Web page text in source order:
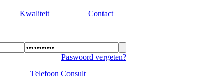
Kwaliteit Contact
Paswoord vergeten?
Telefoon Consult